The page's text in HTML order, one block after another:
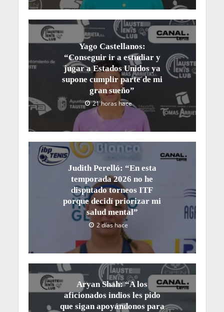
Yago Castellanos:
“Conseguir ir a estudiar y
jugar a Estados Unidos ya
supone cumplir parte de mi
gran sueño”
21 horas hace
Judith Perelló: “En esta
temporada 2026 no he
disputado torneos ITF
porque decidí priorizar mi
salud mental”
2 días hace
Aryan Shah: “A los
aficionados indios les pido
que sigan apoyándonos para